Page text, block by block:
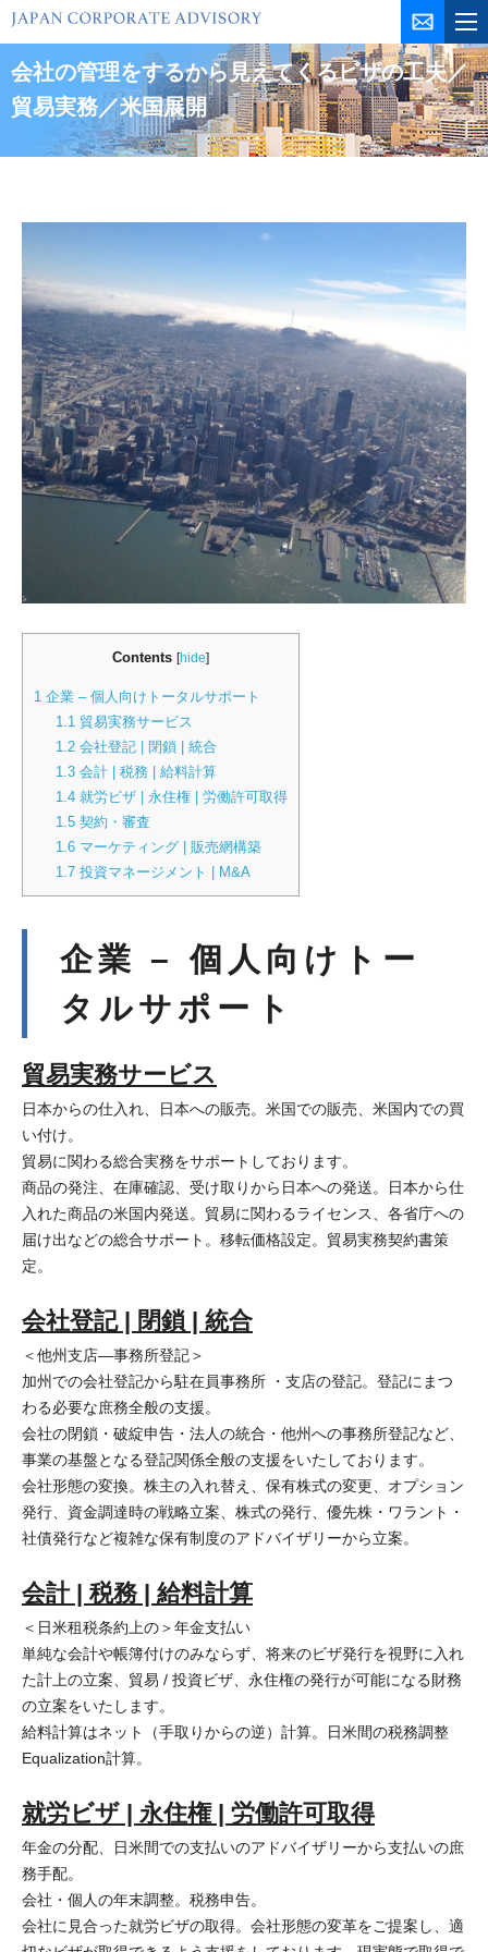
コ
ツ
会社の管理をするから見えてくるビザの工夫／
貿易実務／米国展開
Contents [hide]
1 企業 – 個人向けトータルサポート
1.1貿易実務サービス
1.2会社登記 | 閉鎖 | 統合
1.3会計 | 税務 | 給料計算
1.4就労ビザ | 永住権 | 労働許可取得
1.5契約・審査
1.6マーケティング | 販売網構築
1.7投資マネージメント | M&A
企業 – 個人向けトー
タルサポート
貿易実務サービス
日本からの仕入れ、日本への販売。米国での販売、米国内での買
い付け。
貿易に関わる総合実務をサポートしております。
商品の発注、在庫確認、受け取りから日本への発送。日本から仕
入れた商品の米国内発送。貿易に関わるライセンス、各省庁への
届け出などの総合サポート。移転価格設定。貿易実務契約書策
定。
会社登記 | 閉鎖 | 統合
＜他州支店―事務所登記＞
加州での会社登記から駐在員事務所 ・支店の登記。登記にまつ
わる必要な庶務全般の支援。
会社の閉鎖・破綻申告・法人の統合・他州への事務所登記など、
事業の基盤となる登記関係全般の支援をいたしております。
会社形態の変換。株主の入れ替え、保有株式の変更、オプション
発行、資金調達時の戦略立案、株式の発行、優先株・ワラント・
社債発行など複雑な保有制度のアドバイザリーから立案。
会計 | 税務 | 給料計算
＜日米租税条約上の＞年金支払い
単純な会計や帳簿付けのみならず、将来のビザ発行を視野に入れ
た計上の立案、貿易 / 投資ビザ、永住権の発行が可能になる財務
の立案をいたします。
給料計算はネット（手取りからの逆）計算。日米間の税務調整
Equalization計算。
就労ビザ | 永住権 | 労働許可取得
年金の分配、日米間での支払いのアドバイザリーから支払いの庶
務手配。
会社・個人の年末調整。税務申告。
会社に見合った就労ビザの取得。会社形態の変革をご提案し、適